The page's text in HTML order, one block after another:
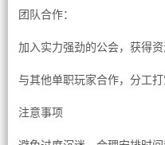
团队合作：
加入实力强劲的公会，获得资
与其他单职玩家合作，分工打
注意事项